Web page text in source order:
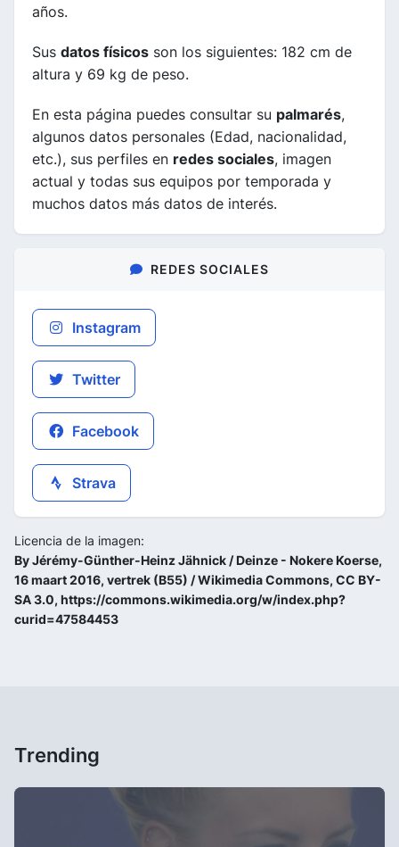
años.
Sus datos físicos son los siguientes: 182 cm de
altura y 69 kg de peso.
En esta página puedes consultar su palmarés,
algunos datos personales (Edad, nacionalidad,
etc.), sus perfiles en redes sociales, imagen
actual y todas sus equipos por temporada y
muchos datos más datos de interés.
REDES SOCIALES
Instagram
Twitter
Facebook
Strava
Licencia de la imagen:
By Jérémy-Günther-Heinz Jähnick / Deinze - Nokere Koerse,
16 maart 2016, vertrek (B55) / Wikimedia Commons, CC BY-
SA 3.0, https://commons.wikimedia.org/w/index.php?
curid=47584453
Trending